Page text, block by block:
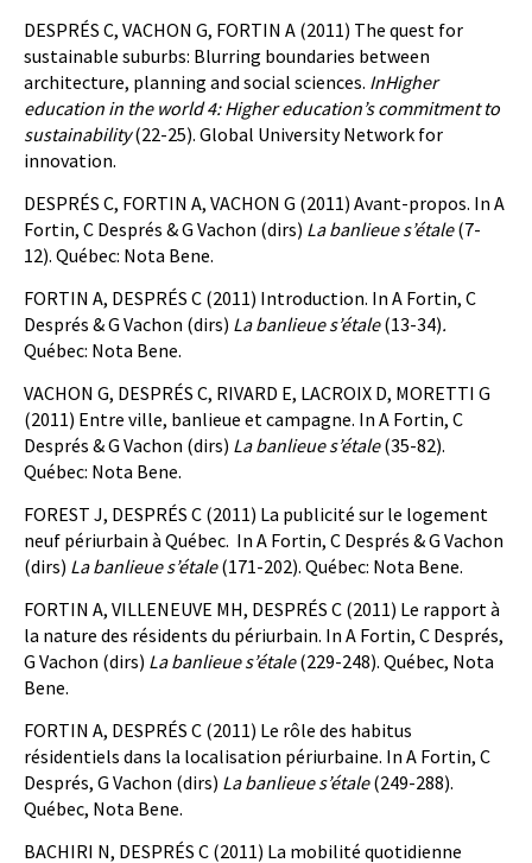
DESPRÉS C, VACHON G, FORTIN A (2011) The quest for
sustainable suburbs: Blurring boundaries between
architecture, planning and social sciences. InHigher
education in the world 4: Higher education’s commitment to
sustainability(22-25). Global University Network for
innovation.
DESPRÉS C, FORTIN A, VACHON G (2011) Avant-propos. In A
Fortin, C Després & G Vachon (dirs) La banlieue s’étale(7-
12). Québec: Nota Bene.
FORTIN A, DESPRÉS C (2011) Introduction. In A Fortin, C
Després & G Vachon (dirs) La banlieue s’étale(13-34).
Québec: Nota Bene.
VACHON G, DESPRÉS C, RIVARD E, LACROIX D, MORETTI G
(2011) Entre ville, banlieue et campagne. In A Fortin, C
Després & G Vachon (dirs) La banlieue s’étale(35-82).
Québec: Nota Bene.
FOREST J, DESPRÉS C (2011) La publicité sur le logement
neuf périurbain à Québec. In A Fortin, C Després & G Vachon
(dirs) La banlieue s’étale(171-202). Québec: Nota Bene.
FORTIN A, VILLENEUVE MH, DESPRÉS C (2011) Le rapport à
la nature des résidents du périurbain. In A Fortin, C Després,
G Vachon (dirs) La banlieue s’étale(229-248). Québec, Nota
Bene.
FORTIN A, DESPRÉS C (2011) Le rôle des habitus
résidentiels dans la localisation périurbaine. In A Fortin, C
Després, G Vachon (dirs) La banlieue s’étale(249-288).
Québec, Nota Bene.
BACHIRI N, DESPRÉS C (2011) La mobilité quotidienne